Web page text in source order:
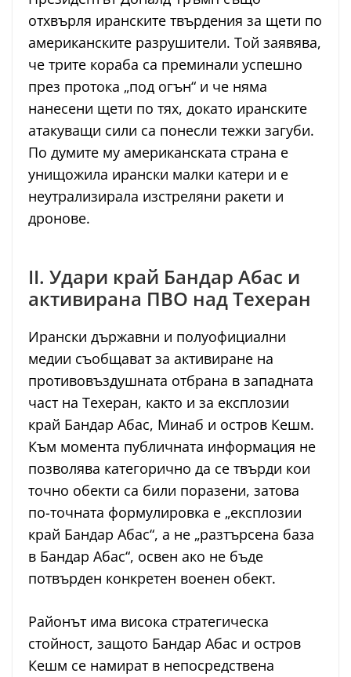
отхвърля иранските твърдения за щети по
американските разрушители. Той заявява,
че трите кораба са преминали успешно
през протока „под огън“ и че няма
нанесени щети по тях, докато иранските
атакуващи сили са понесли тежки загуби.
По думите му американската страна е
унищожила ирански малки катери и е
неутрализирала изстреляни ракети и
дронове.
II. Удари край Бандар Абас и
активирана ПВО над Техеран
Ирански държавни и полуофициални
медии съобщават за активиране на
противовъздушната отбрана в западната
част на Техеран, както и за експлозии
край Бандар Абас, Минаб и остров Кешм.
Към момента публичната информация не
позволява категорично да се твърди кои
точно обекти са били поразени, затова
по-точната формулировка е „експлозии
край Бандар Абас“, а не „разтърсена база
в Бандар Абас“, освен ако не бъде
потвърден конкретен военен обект.
Районът има висока стратегическа
стойност, защото Бандар Абас и остров
Кешм се намират в непосредствена